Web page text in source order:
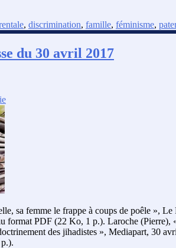
, discrimination, famille, féminisme,
du 30 avril 2017
sa femme le frappe à coups de poêle »,
format PDF (22 Ko, 1 p.). Laroche (Pierre),
des jihadistes », Mediapart, 30